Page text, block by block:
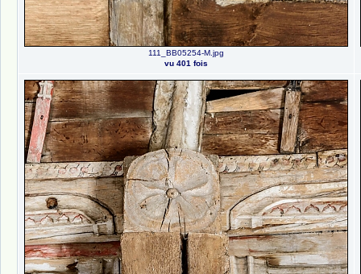
111_BB05254-M.jpg
vu 401 fois